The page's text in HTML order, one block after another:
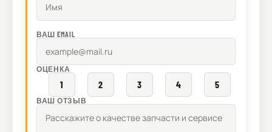
ВАШ EMAIL
ОЦЕНКА
1 2 3 4 5
ВАШ ОТЗЫВ